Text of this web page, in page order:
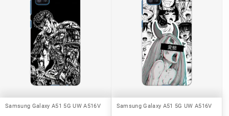
Samsung Galaxy A51 5G UW A516V Samsung Galaxy A51 5G UW A516V